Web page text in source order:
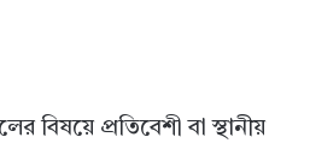
বিষয়ে প্রতিবেশী বা স্থানীয়